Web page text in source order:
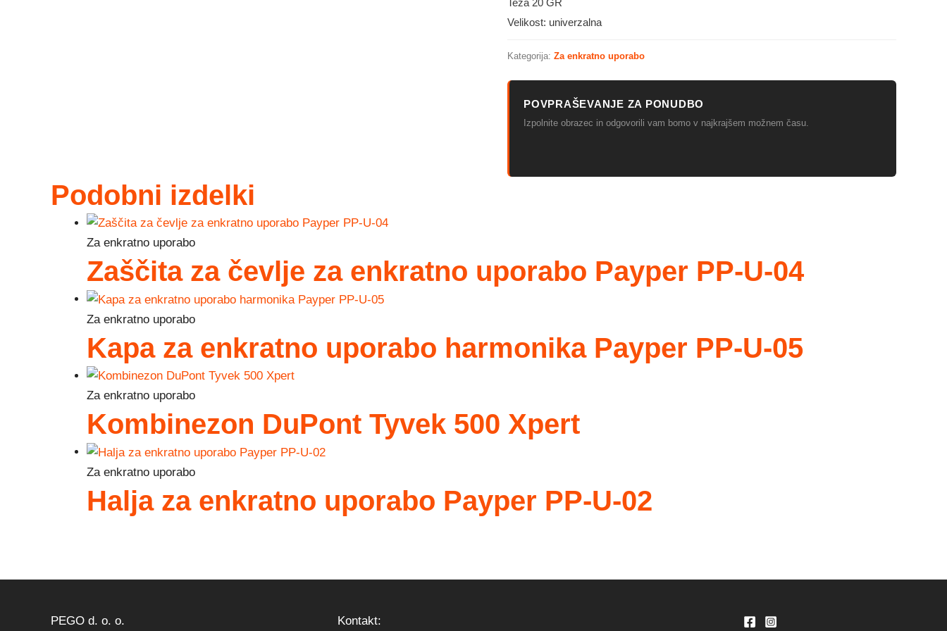
Velikost: univerzalna
Kategorija: Za enkratno uporabo
POVPRAŠEVANJE ZA PONUDBO
Izpolnite obrazec in odgovorili vam bomo v najkrajšem možnem času.
Podobni izdelki
Za enkratno uporabo
Zaščita za čevlje za enkratno uporabo Payper PP-U-04
Za enkratno uporabo
Kapa za enkratno uporabo harmonika Payper PP-U-05
Za enkratno uporabo
Kombinezon DuPont Tyvek 500 Xpert
Za enkratno uporabo
Halja za enkratno uporabo Payper PP-U-02
PEGO d. o. o. Kontakt: